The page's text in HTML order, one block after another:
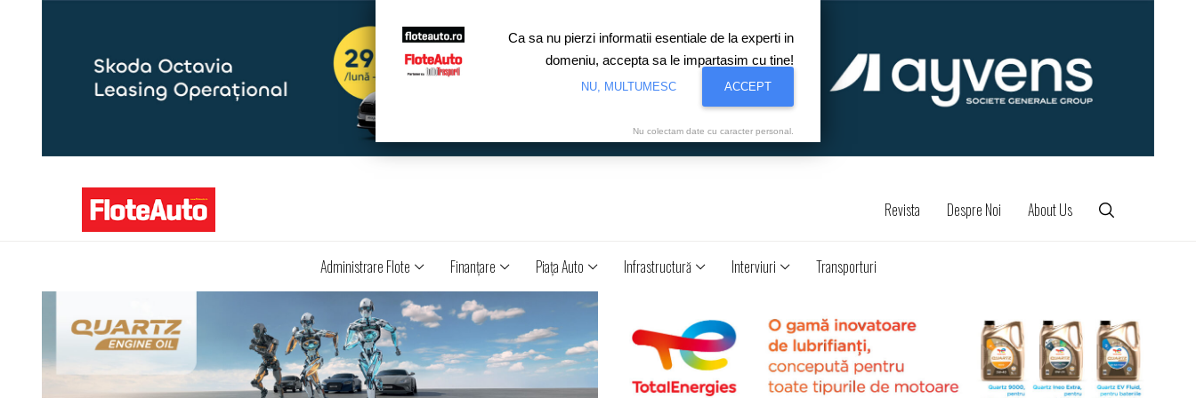
Revista Despre Noi About Us
Administrare Flote Finanţare Piaţa Auto Infrastructură Interviuri Transporturi
Ca sa nu pierzi informatii esentiale de la experti in
domeniu, accepta sa le impartasim cu tine!
NU, MULTUMESC ACCEPT
Nu colectam date cu caracter personal.